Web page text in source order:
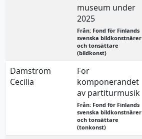
museum under
2025
Från: Fond för Finlands
svenska bildkonstnärer
och tonsättare
(bildkonst)
Damström
Cecilia
För
komponerandet
av partiturmusik
Från: Fond för Finlands
svenska bildkonstnärer
och tonsättare
(tonkonst)